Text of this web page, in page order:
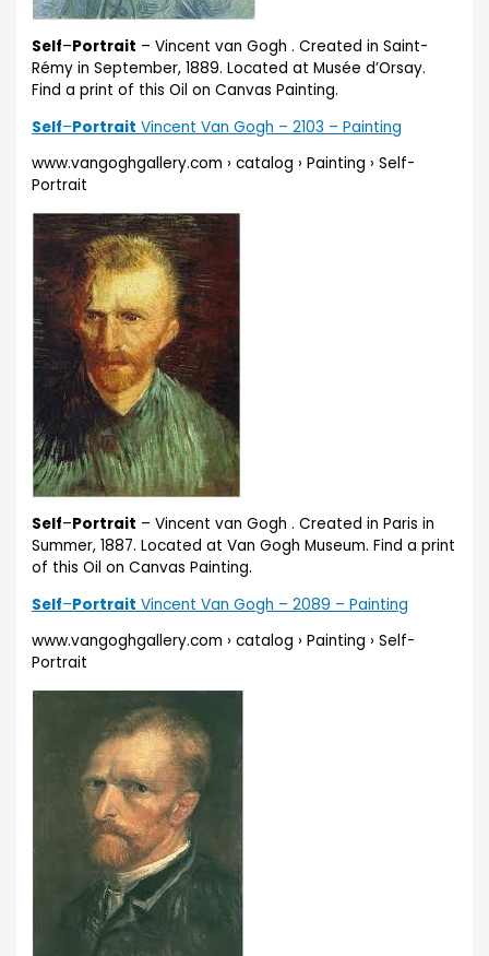
Self–Portrait – Vincent van Gogh . Created in Saint-
Rémy in September, 1889. Located at Musée d’Orsay.
Find a print of this Oil on Canvas Painting.
Self–Portrait Vincent Van Gogh – 2103 – Painting
www.vangoghgallery.com › catalog › Painting › Self-
Portrait
Self–Portrait – Vincent van Gogh . Created in Paris in
Summer, 1887. Located at Van Gogh Museum. Find a print
of this Oil on Canvas Painting.
Self–Portrait Vincent Van Gogh – 2089 – Painting
www.vangoghgallery.com › catalog › Painting › Self-
Portrait